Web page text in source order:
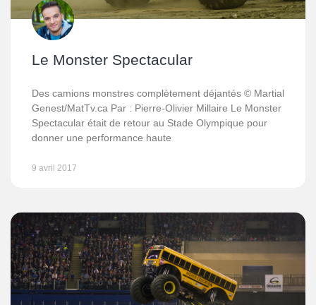
Le Monster Spectacular
Des camions monstres complètement déjantés © Martial
Genest/MatTv.ca Par : Pierre-Olivier Millaire Le Monster
Spectacular était de retour au Stade Olympique pour
donner une performance haute
9 avril 2017